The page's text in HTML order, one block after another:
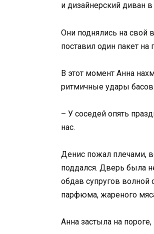
и дизайнерский диван
Они поднялись на свой
поставил один пакет
В этот момент Анна
ритмичные удары басов.
– У соседей опять
нас.
Денис пожал плечами,
поддался. Дверь была
обдав супругов волной
парфюма, жареного
Анна застыла на